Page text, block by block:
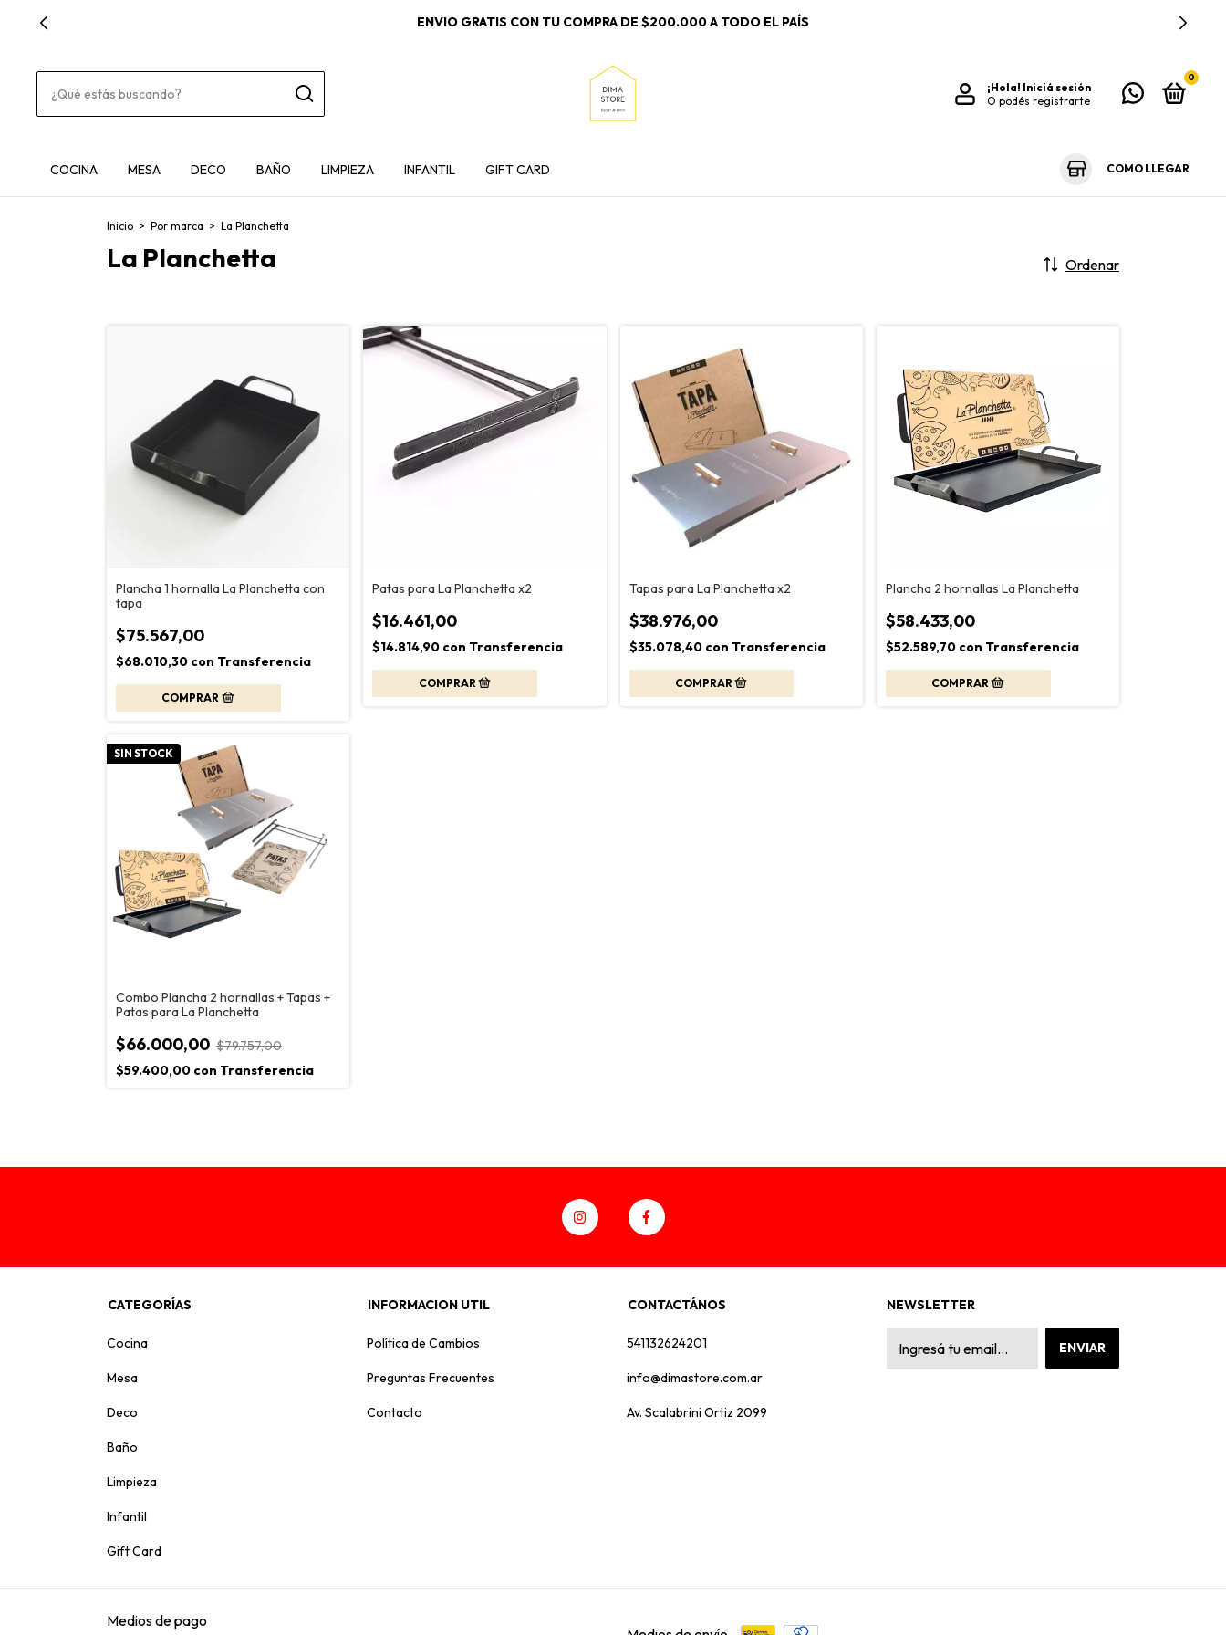
ENVIO GRATIS CON TU COMPRA DE $200.000 A TODO EL PAÍS
¡Hola! Iniciá sesión
O podés registrarte
0
COCINA MESA DECO BAÑO LIMPIEZA INFANTIL GIFT CARD COMO LLEGAR
Inicio > Por marca > La Planchetta
La Planchetta Ordenar
Plancha 1 hornalla La Planchetta con
tapa
$75.567,00
$68.010,30 con Transferencia
Patas para La Planchetta x2
$16.461,00
$14.814,90 con Transferencia
Tapas para La Planchetta x2
$38.976,00
$35.078,40 con Transferencia
Plancha 2 hornallas La Planchetta
$58.433,00
$52.589,70 con Transferencia
SIN STOCK
Combo Plancha 2 hornallas + Tapas +
Patas para La Planchetta
$66.000,00 $79.757,00
$59.400,00 con Transferencia
CATEGORÍAS
Cocina
Mesa
Deco
Baño
Limpieza
Infantil
Gift Card
INFORMACION UTIL
Política de Cambios
Preguntas Frecuentes
Contacto
CONTACTÁNOS
541132624201
info@dimastore.com.ar
Av. Scalabrini Ortiz 2099
NEWSLETTER
Medios de pago